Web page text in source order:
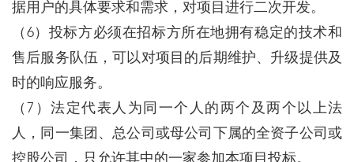
据用户的具体要求和需求，对项目进行二次开发。
（6）投标方必须在招标方所在地拥有稳定的技术和
售后服务队伍，可以对项目的后期维护、升级提供及
时的响应服务。
（7）法定代表人为同一个人的两个及两个以上法
人，同一集团、总公司或母公司下属的全资子公司或
控股公司，只允许其中的一家参加本项目投标。